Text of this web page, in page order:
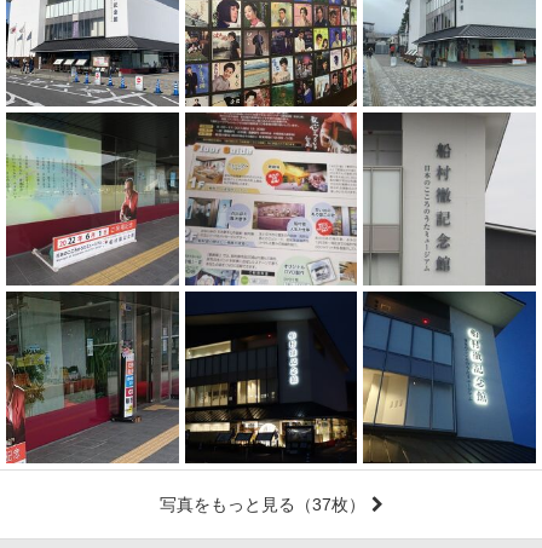
写真をもっと見る （37枚）